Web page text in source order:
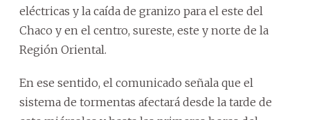
eléctricas y la caída de granizo para el este del
Chaco y en el centro, sureste, este y norte de la
Región Oriental.
En ese sentido, el comunicado señala que el
sistema de tormentas afectará desde la tarde de